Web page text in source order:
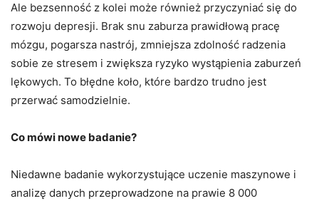
Ale bezsenność z kolei może również przyczyniać się do
rozwoju depresji. Brak snu zaburza prawidłową pracę
mózgu, pogarsza nastrój, zmniejsza zdolność radzenia
sobie ze stresem i zwiększa ryzyko wystąpienia zaburzeń
lękowych. To błędne koło, które bardzo trudno jest
przerwać samodzielnie.
Co mówi nowe badanie?
Niedawne badanie wykorzystujące uczenie maszynowe i
analizę danych przeprowadzone na prawie 8 000